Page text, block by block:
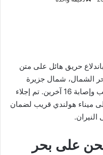
حريق هائل على متن
الشمال، شمال جزيرة
أملاند. وقد أسفر الحادث عن وفاة راكب وإصابة 16 آخرين. تم إجلاء
أفراد الطاقم البالغ عددهم 23 إلى ميناء هولندي قريب لضمان
على بحر